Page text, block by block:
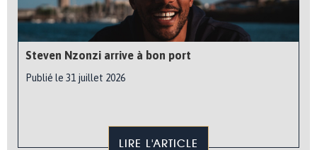
Steven Nzonzi arrive à bon port
Publié le 31 juillet 2026
LIRE L'ARTICLE